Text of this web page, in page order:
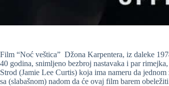
Film “Noć veštica” Džona Karpentera, iz daleke
40 godina, snimljeno bezbroj nastavaka i par
Strod (Jamie Lee Curtis) koja ima nameru da
sa (slabašnom) nadom da će ovaj film barem